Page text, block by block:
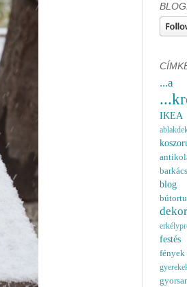
IKEA
barkács
blog
festés
fények